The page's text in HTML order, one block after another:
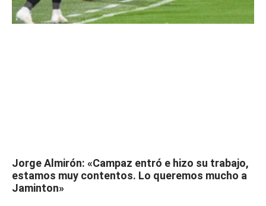
Jorge Almirón: «Campaz entró e hizo su trabajo,
estamos muy contentos. Lo queremos mucho a
Jaminton»